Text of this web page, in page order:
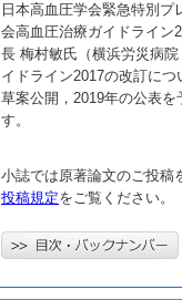
日本高血圧学会緊急特別
会高血圧治療ガイドライン
長 梅村敏氏（横浜労災病
イドライン2017の改訂に
草案公開，2019年の公表
す。
小誌では原著論文のご投稿
投稿規定をご覧ください。